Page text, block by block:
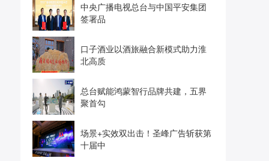
中央广播电视总台与中国平安集团
签署品
口子酒业以酒旅融合新模式助力淮
北高质
总台赋能鸿蒙智行品牌共建，五界
聚首勾
场景+实效双出击！圣峰广告斩获第
十届中